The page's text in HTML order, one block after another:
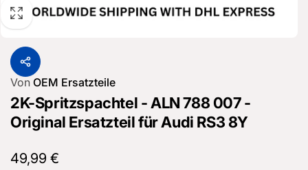
Von OEM Ersatzteile
2K-Spritzspachtel - ALN 788 007 -
Original Ersatzteil für Audi RS3 8Y
Normaler
49,99 €